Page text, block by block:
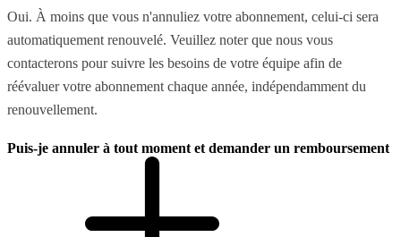
Oui. À moins que vous n'annuliez votre abonnement, celui-ci sera
automatiquement renouvelé. Veuillez noter que nous vous
contacterons pour suivre les besoins de votre équipe afin de
réévaluer votre abonnement chaque année, indépendamment du
renouvellement.
Puis-je annuler à tout moment et demander un remboursement